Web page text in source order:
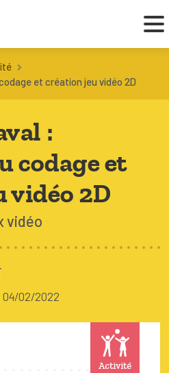
ACTIVITÉS
et création jeu vidéo 2D
:
codage et
vidéo 2D
vidéo
02/2022
Activité